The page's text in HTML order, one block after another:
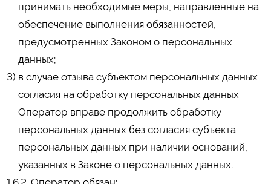
принимать необходимые меры, направленные на
обеспечение выполнения обязанностей,
предусмотренных Законом о персональных
данных;
в случае отзыва субъектом персональных данных
согласия на обработку персональных данных
Оператор вправе продолжить обработку
персональных данных без согласия субъекта
персональных данных при наличии оснований,
указанных в Законе о персональных данных.